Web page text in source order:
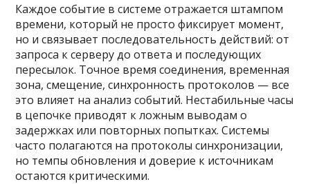
Каждое событие в системе отражается штампом
времени, который не просто фиксирует момент,
но и связывает последовательность действий: от
запроса к серверу до ответа и последующих
пересылок. Точное время соединения, временная
зона, смещение, синхронность протоколов — все
это влияет на анализ событий. Нестабильные часы
в цепочке приводят к ложным выводам о
задержках или повторных попытках. Системы
часто полагаются на протоколы синхронизации,
но темпы обновления и доверие к источникам
остаются критическими.